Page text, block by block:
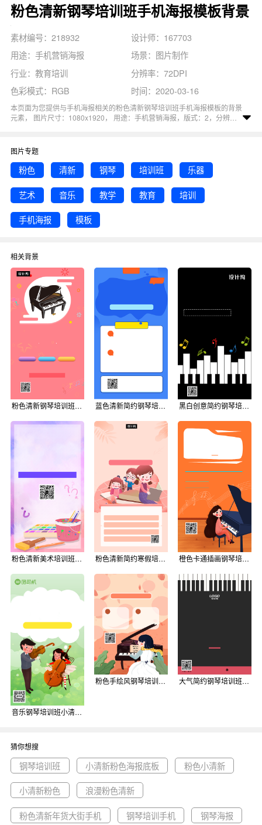
粉色清新钢琴培训班手机海报模板背景
素材编号：218932
设计师：167703
用途：手机营销海报
场景：图片制作
行业：教育培训
分辨率：72DPI
色彩模式：RGB
时间：2020-03-16
本页面为您提供与手机海报相关的粉色清新钢琴培训班手机海报模板的背景
元素， 图片尺寸：1080x1920， 用途：手机营销海报，版式：2，分辨
比较感兴趣，赶快点击编辑吧！
图片专题
粉色 清新 钢琴 培训班 乐器
艺术 音乐 教学 教育 培训
手机海报 模板
相关背景
粉色清新钢琴培训班手机海报模板背景 蓝色清新简约钢琴培训班手机海报模板背景 黑白创意简约钢琴培训班手机海报模板背景
粉色清新美术培训班手机海报模板背景 粉色清新简约寒假培训班手机海报模板背景 橙色卡通插画钢琴培训班手机海报模板背景
音乐钢琴培训班小清新插画手机海报背景
粉色手绘风钢琴培训班培训招生海报背景 大气简约钢琴培训班开课招生宣传海报模板背景
猜你想搜
钢琴培训班 小清新粉色海报底板 粉色小清新
小清新粉色 浪漫粉色清新
粉色清新年货大街手机 钢琴培训手机 钢琴海报